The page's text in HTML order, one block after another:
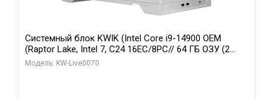
Системный блок KWIK (Intel Core i9-14900 OEM
(Raptor Lake, Intel 7, C24 16EC/8PC// 64 ГБ ОЗУ (2
модуля)/ Gigabyte RTX5080 XTREME WATERFORCE
Модель: KW-Live0070